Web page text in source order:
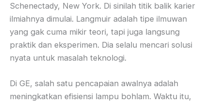
Schenectady, New York. Di sinilah titik balik karier
ilmiahnya dimulai. Langmuir adalah tipe ilmuwan
yang gak cuma mikir teori, tapi juga langsung
praktik dan eksperimen. Dia selalu mencari solusi
nyata untuk masalah teknologi.
Di GE, salah satu pencapaian awalnya adalah
meningkatkan efisiensi lampu bohlam. Waktu itu,